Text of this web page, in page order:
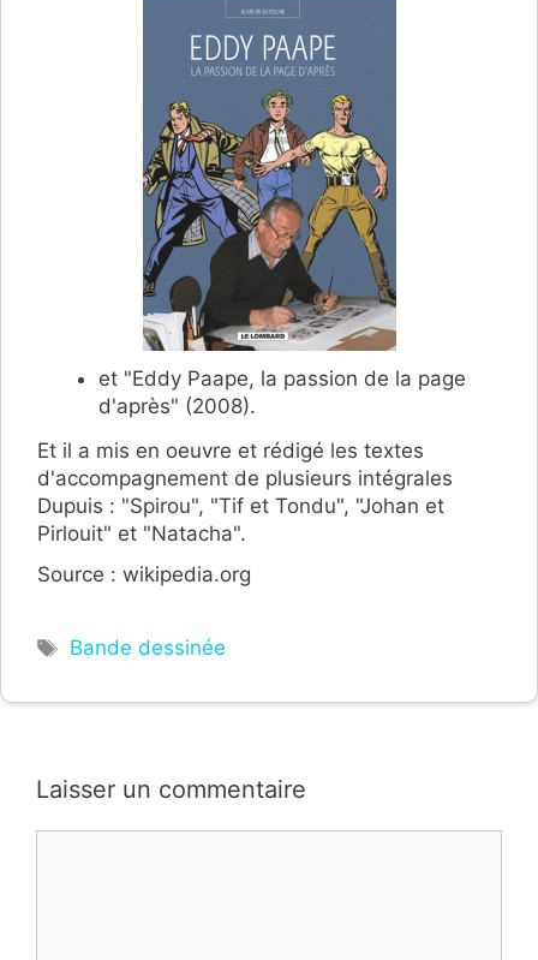
et "Eddy Paape, la passion de la page
d'après" (2008).
Et il a mis en oeuvre et rédigé les textes
d'accompagnement de plusieurs intégrales
Dupuis : "Spirou", "Tif et Tondu", "Johan et
Pirlouit" et "Natacha".
Source : wikipedia.org
Étiquettes
Bande dessinée
Laisser un commentaire